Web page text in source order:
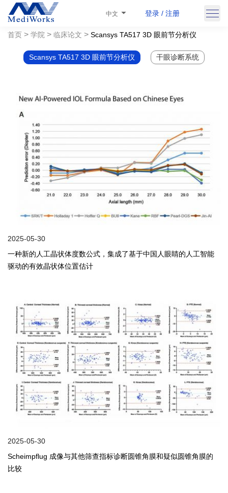
中文 登录 / 注册
首页 > 学院 > 临床论文 > Scansys TA517 3D 眼前节分析仪
Scansys TA517 3D 眼前节分析仪 干眼诊断系统
2025-05-30
一种新的人工晶状体度数公式，集成了基于中国人眼睛的人工智能
驱动的有效晶状体位置估计
2025-05-30
Scheimpflug 成像与其他筛查指标诊断圆锥角膜和疑似圆锥角膜的
比较